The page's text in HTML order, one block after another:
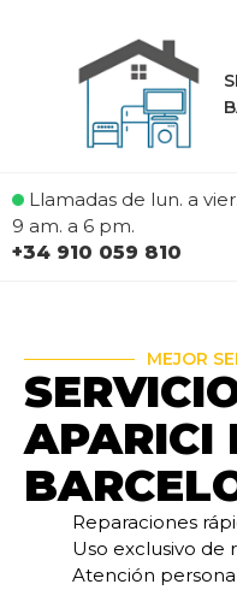
Llamadas de lun. a
9 am. a 6 pm.
+34 910 059 810
MEJOR
APARICI
Reparaciones
Uso exclusivo de
Atención